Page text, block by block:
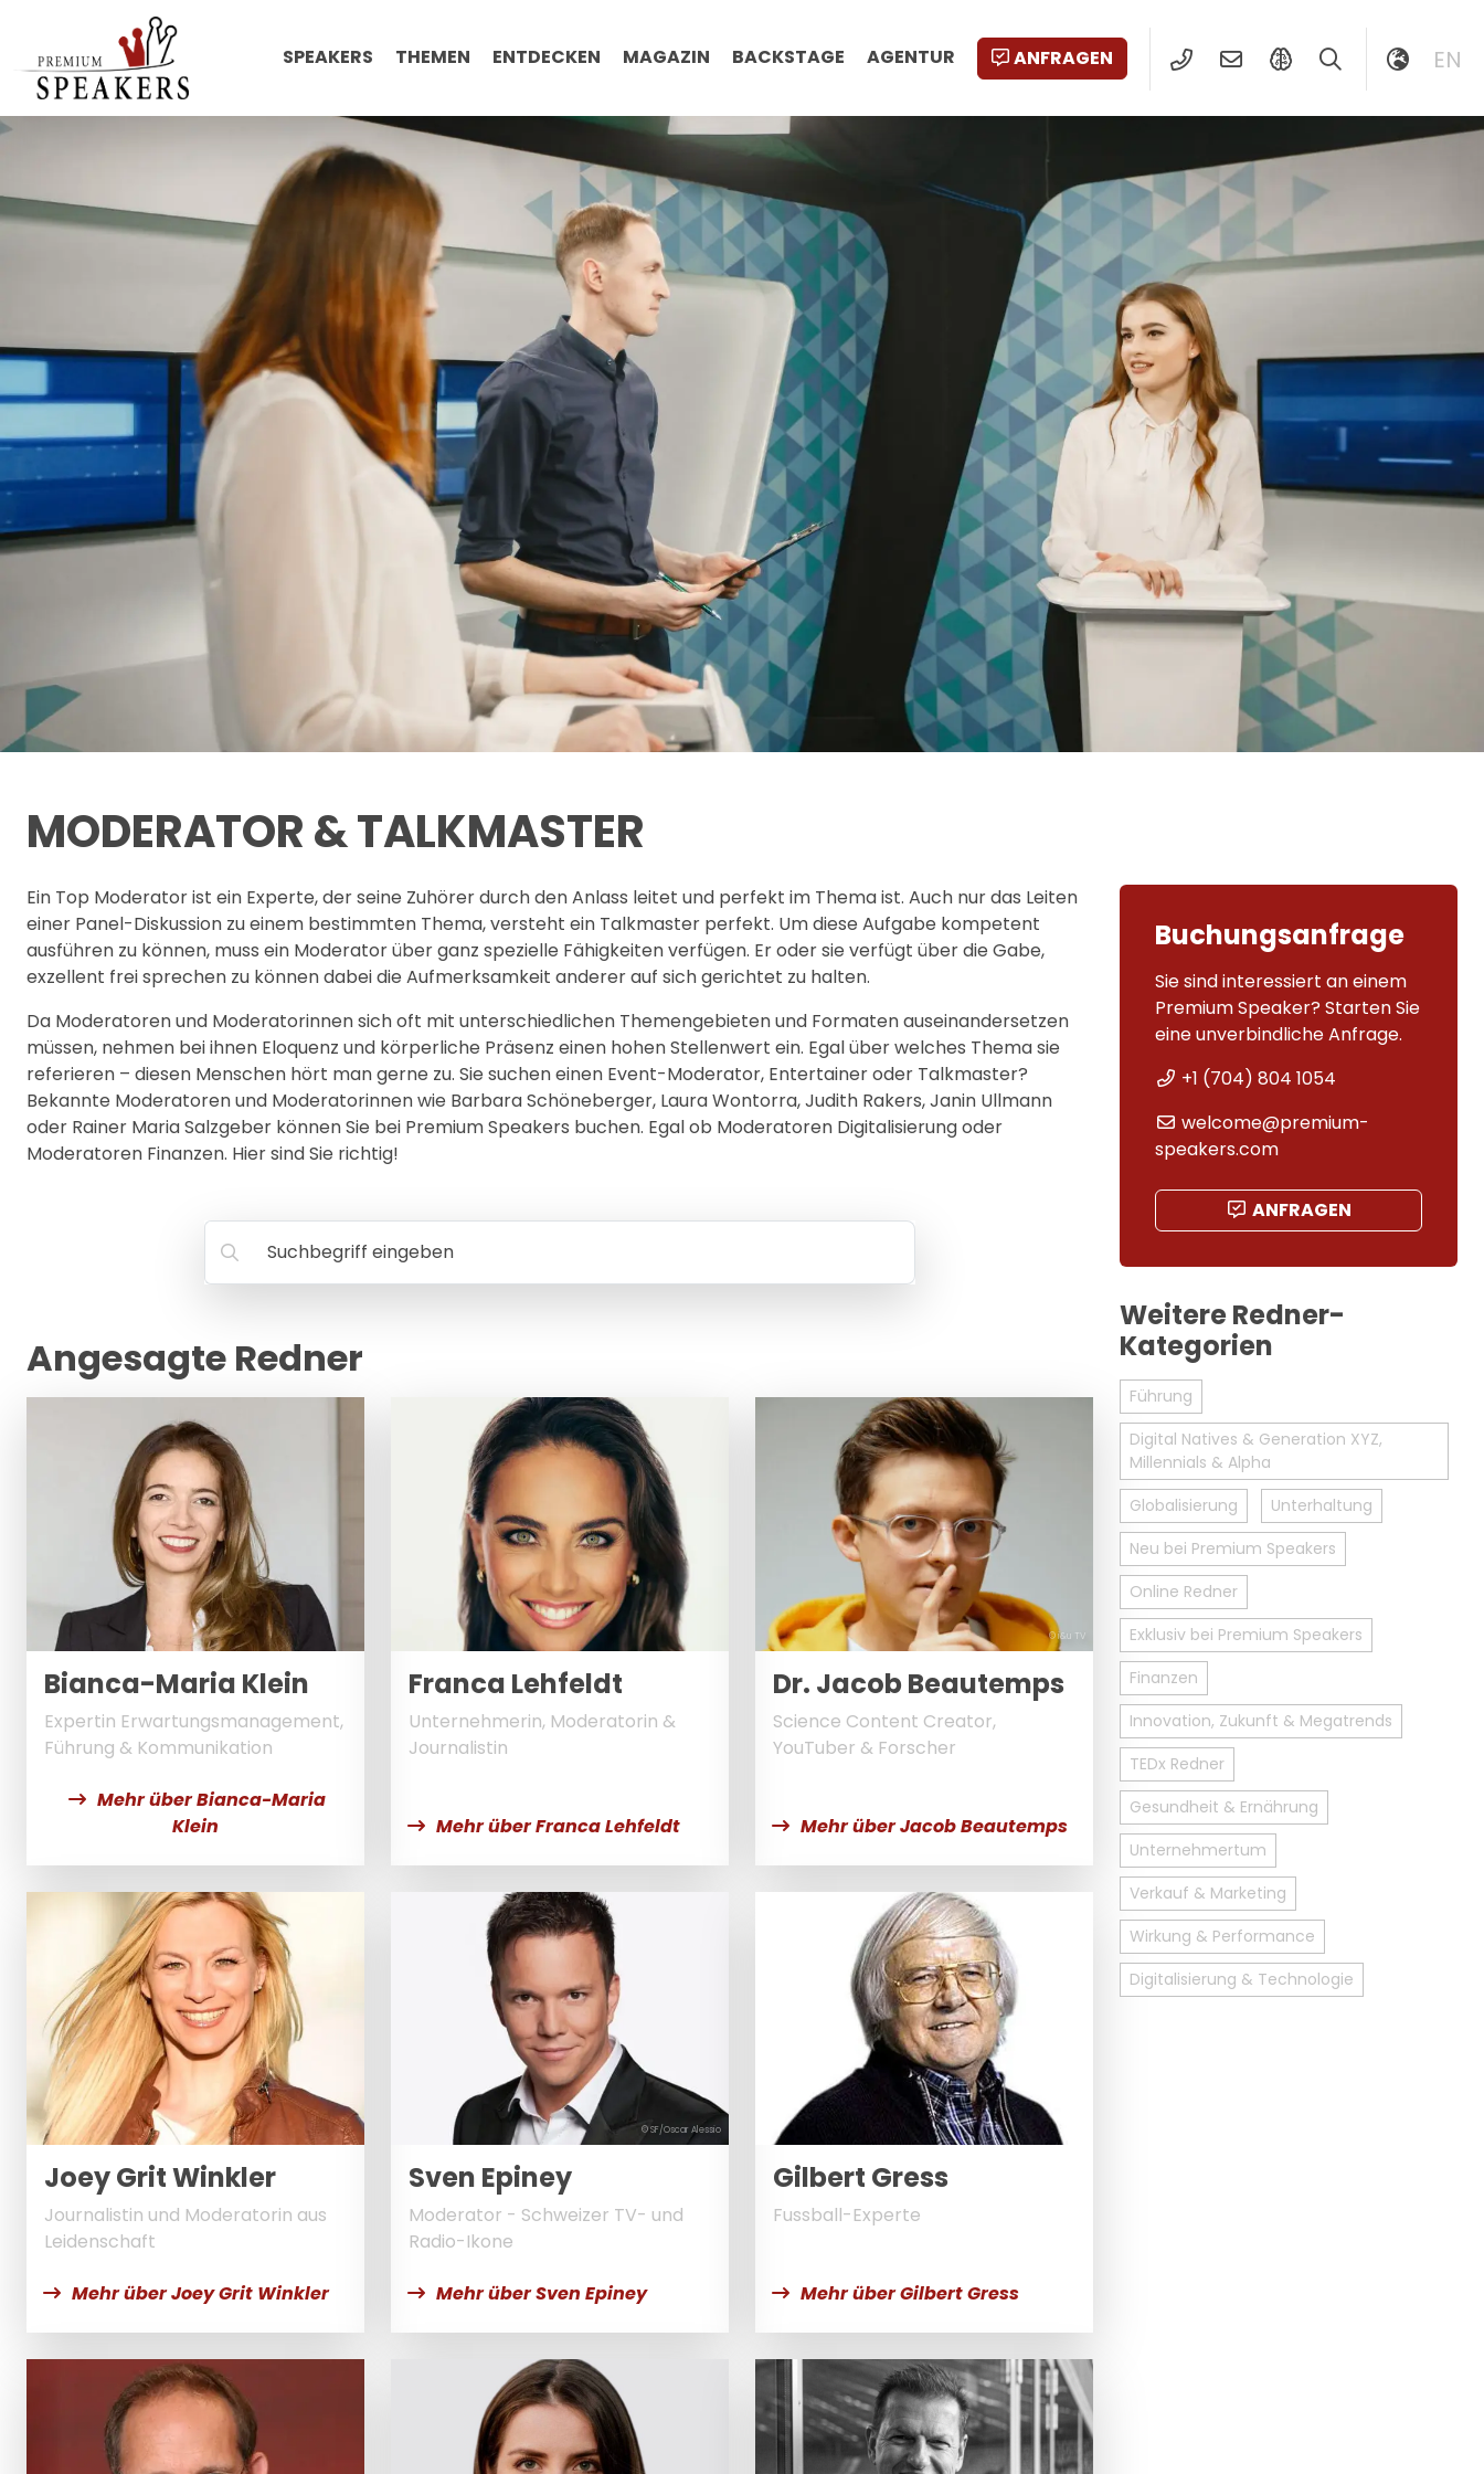
SPEAKERS THEMEN ENTDECKEN MAGAZIN BACKSTAGE AGENTUR ANFRAGEN EN
MODERATOR & TALKMASTER
Ein Top Moderator ist ein Experte, der seine Zuhörer durch den Anlass leitet und perfekt im Thema ist. Auch nur das Leiten
einer Panel-Diskussion zu einem bestimmten Thema, versteht ein Talkmaster perfekt. Um diese Aufgabe kompetent
ausführen zu können, muss ein Moderator über ganz spezielle Fähigkeiten verfügen. Er oder sie verfügt über die Gabe,
exzellent frei sprechen zu können dabei die Aufmerksamkeit anderer auf sich gerichtet zu halten.
Da Moderatoren und Moderatorinnen sich oft mit unterschiedlichen Themengebieten und Formaten auseinandersetzen
müssen, nehmen bei ihnen Eloquenz und körperliche Präsenz einen hohen Stellenwert ein. Egal über welches Thema sie
referieren – diesen Menschen hört man gerne zu. Sie suchen einen Event-Moderator, Entertainer oder Talkmaster?
Bekannte Moderatoren und Moderatorinnen wie Barbara Schöneberger, Laura Wontorra, Judith Rakers, Janin Ullmann
oder Rainer Maria Salzgeber können Sie bei Premium Speakers buchen. Egal ob Moderatoren Digitalisierung oder
Moderatoren Finanzen. Hier sind Sie richtig!
Suchbegriff eingeben
Angesagte Redner
Bianca-Maria Klein
Expertin Erwartungsmanagement,
Führung & Kommunikation
Mehr über Bianca-Maria
Klein
Franca Lehfeldt
Unternehmerin, Moderatorin &
Journalistin
Mehr über Franca Lehfeldt
© i&u TV
Dr. Jacob Beautemps
Science Content Creator,
YouTuber & Forscher
Mehr über Jacob Beautemps
Joey Grit Winkler
Journalistin und Moderatorin aus
Leidenschaft
Mehr über Joey Grit Winkler
© SF/Oscar Alessio
Sven Epiney
Moderator - Schweizer TV- und
Radio-Ikone
Mehr über Sven Epiney
Gilbert Gress
Fussball-Experte
Mehr über Gilbert Gress
Buchungsanfrage
Sie sind interessiert an einem
Premium Speaker? Starten Sie
eine unverbindliche Anfrage.
+1 (704) 804 1054
welcome@premium-
speakers.com
ANFRAGEN
Weitere Redner-
Kategorien
Führung
Digital Natives & Generation XYZ,
Millennials & Alpha
Globalisierung
Unterhaltung
Neu bei Premium Speakers
Online Redner
Exklusiv bei Premium Speakers
Finanzen
Innovation, Zukunft & Megatrends
TEDx Redner
Gesundheit & Ernährung
Unternehmertum
Verkauf & Marketing
Wirkung & Performance
Digitalisierung & Technologie